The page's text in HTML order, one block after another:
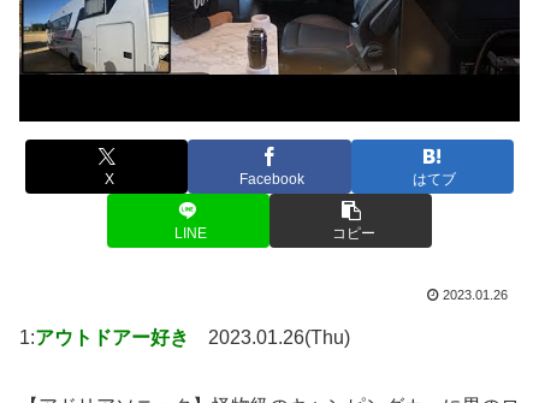
X Facebook はてブ
LINE コピー
2023.01.26
1:アウトドアー好き 2023.01.26(Thu)